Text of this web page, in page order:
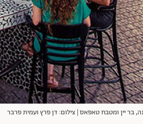
בר יין ומטבח טאפאס | צילום: דן פרץ ועמית פרבר